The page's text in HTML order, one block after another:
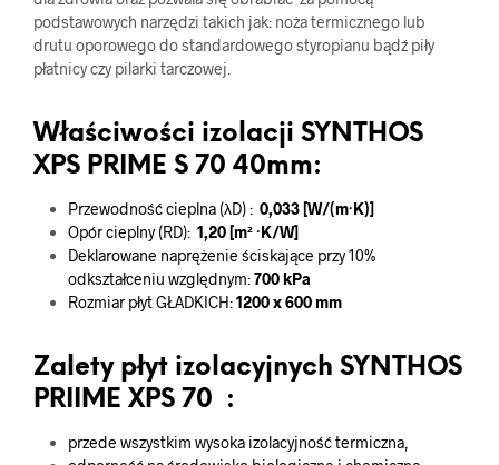
podstawowych narzędzi takich jak: noża termicznego lub
drutu oporowego do standardowego styropianu bądź piły
płatnicy czy pilarki tarczowej.
Właściwości izolacji SYNTHOS
XPS PRIME S 70 40mm:
Przewodność cieplna (λD) : 0,033​ [W/(m·K)]
Opór cieplny (RD): 1,20 [m² ·K/W]
Deklarowane naprężenie ściskające przy 10%
odkształceniu względnym:700 kPa
Rozmiar płyt GŁADKICH:1200 x 600 mm
Zalety płyt izolacyjnych SYNTHOS
PRIIME XPS 70 :
przede wszystkim wysoka izolacyjność termiczna,